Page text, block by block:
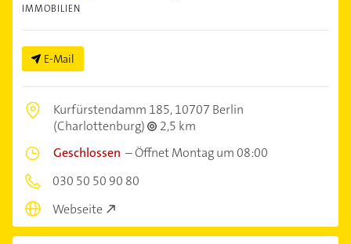
IMMOBILIEN
E-Mail
Kurfürstendamm 185,10707 Berlin
(Charlottenburg)
2,5 km
Geschlossen –Öffnet Montag um 08:00
030 50 50 90 80
Webseite